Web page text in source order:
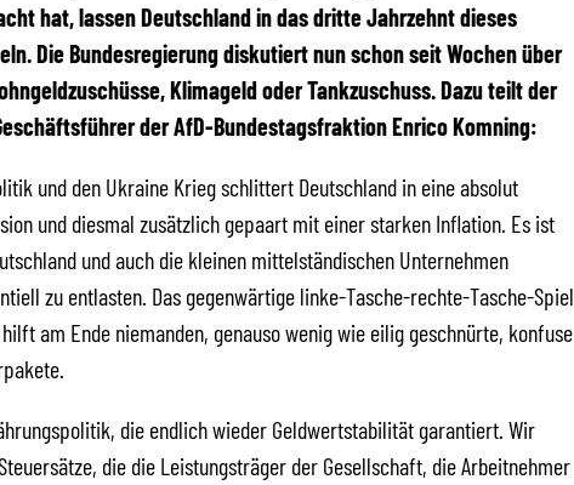
hat, lassen Deutschland in das dritte Jahrzehnt dieses
Die Bundesregierung diskutiert nun schon seit Wochen über
Klimageld oder Tankzuschuss. Dazu teilt der
der AfD-Bundestagsfraktion Enrico Komning:
und den Ukraine Krieg schlittert Deutschland in eine absolut
und diesmal zusätzlich gepaart mit einer starken Inflation. Es ist
und auch die kleinen mittelständischen Unternehmen
zu entlasten. Das gegenwärtige linke-Tasche-rechte-Tasche-Spiel
am Ende niemanden, genauso wenig wie eilig geschnürte, konfuse
die endlich wieder Geldwertstabilität garantiert. Wir
die die Leistungsträger der Gesellschaft, die Arbeitnehmer